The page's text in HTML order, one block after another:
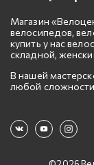
Магазин
велосипедов,
купить у нас
складной,
В нашей
любой